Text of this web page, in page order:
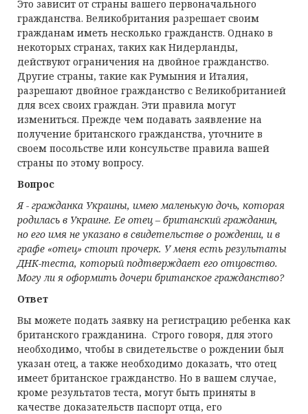
Это зависит от страны вашего первоначального
гражданства. Великобритания разрешает своим
гражданам иметь несколько гражданств. Однако в
некоторых странах, таких как Нидерланды,
действуют ограничения на двойное гражданство.
Другие страны, такие как Румыния и Италия,
разрешают двойное гражданство с Великобританией
для всех своих граждан. Эти правила могут
измениться. Прежде чем подавать заявление на
получение британского гражданства, уточните в
своем посольстве или консульстве правила вашей
страны по этому вопросу.
Вопрос
Я - гражданка Украины, имею маленькую дочь, которая
родилась в Украине. Ее отец – британский гражданин,
но его имя не указано в свидетельстве о рождении, и в
графе «отец» стоит прочерк. У меня есть результаты
ДНК-теста, который подтверждает его отцовство.
Могу ли я оформить дочери британское гражданство?
Ответ
Вы можете подать заявку на регистрацию ребенка как
британского гражданина. Строго говоря, для этого
необходимо, чтобы в свидетельстве о рождении был
указан отец, а также необходимо доказать, что отец
имеет британское гражданство. Но в вашем случае,
кроме результатов теста, могут быть приняты в
качестве доказательств паспорт отца, его